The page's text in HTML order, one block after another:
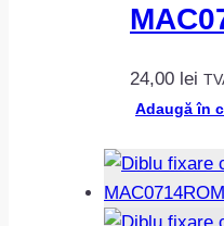
24,00 lei
Adaugă în